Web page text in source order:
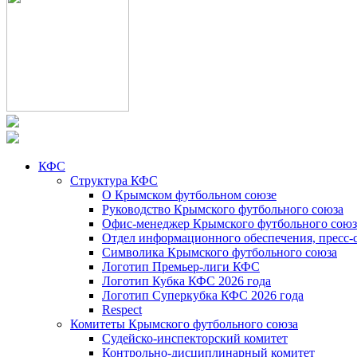
КФС
Структура КФС
О Крымском футбольном союзе
Руководство Крымского футбольного союза
Офис-менеджер Крымского футбольного
Отдел информационного обеспечения, пресс-
Символика Крымского футбольного союза
Логотип Премьер-лиги КФС
Логотип Кубка КФС 2026 года
Логотип Суперкубка КФС 2026 года
Respect
Комитеты Крымского футбольного союза
Судейско-инспекторский комитет
Контрольно-дисциплинарный комитет